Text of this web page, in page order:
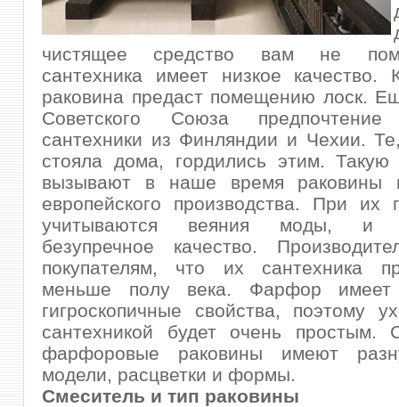
чистящее средство вам не
сантехника имеет низкое качество.
раковина предаст помещению лоск.
Советского Союза предпочтение
сантехники из Финляндии и Чехии.
стояла дома, гордились этим. Такую
вызывают в наше время раковины
европейского производства. При их
учитываются веяния моды, и
безупречное качество.
покупателям, что их сантехника
меньше полу века. Фарфор имеет
гигроскопичные свойства, поэтому
сантехникой будет очень простым.
фарфоровые раковины имеют
модели, расцветки и формы.
Смеситель и тип раковины